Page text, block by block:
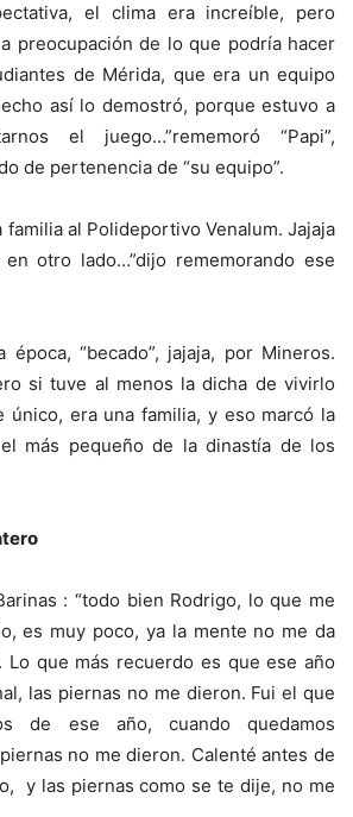
el clima era increíble, pero
preocupación de lo que podría hacer
de Mérida, que era un equipo
así lo demostró, porque estuvo a
el juego…”rememoró “Papi”,
de pertenencia de “su equipo”.
familia al Polideportivo Venalum. Jajaja
otro lado…”dijo rememorando ese
época, “becado”, jajaja, por Mineros.
si tuve al menos la dicha de vivirlo
único, era una familia, y eso marcó la
más pequeño de la dinastía de los
: “todo bien Rodrigo, lo que me
es muy poco, ya la mente no me da
Lo que más recuerdo es que ese año
las piernas no me dieron. Fui el que
de ese año, cuando quedamos
no me dieron. Calenté antes de
y las piernas como se te dije, no me